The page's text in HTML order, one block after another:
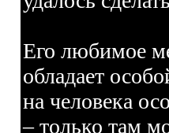
Его любимое
обладает
на человека
– только там